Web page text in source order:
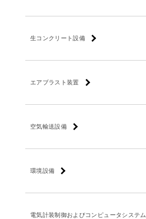
生コンクリート設備
エアブラスト装置
空気輸送設備
環境設備
電気計装制御およびコンピュータシステム